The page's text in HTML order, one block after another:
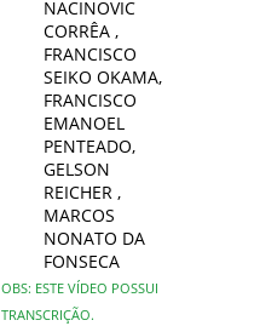
NACINOVIC
CORRÊA,
FRANCISCO
SEIKO OKAMA,
FRANCISCO
EMANOEL
PENTEADO,
GELSON
REICHER,
MARCOS
NONATO DA
FONSECA
OBS: ESTE VÍDEO POSSUI
TRANSCRIÇÃO.